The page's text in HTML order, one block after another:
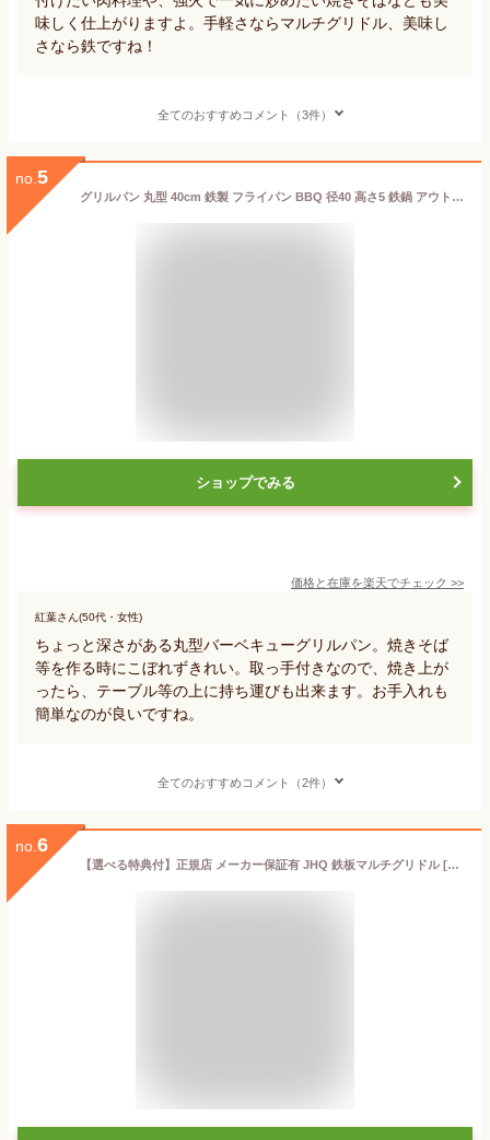
味しく仕上がりますよ。手軽さならマルチグリドル、美味し
さなら鉄ですね！
全てのおすすめコメント（3件）
no. 5
グリルパン 丸型 40cm 鉄製 フライパン BBQ 径40 高さ5 鉄鍋 アウトドア キャンプ 取っ手付き 焼きそば パエリア 鉄板焼き
ショップでみる
価格と在庫を楽天でチェック >>
紅葉さん(50代・女性)
ちょっと深さがある丸型バーベキューグリルパン。焼きそば
等を作る時にこぼれずきれい。取っ手付きなので、焼き上が
ったら、テーブル等の上に持ち運びも出来ます。お手入れも
簡単なのが良いですね。
全てのおすすめコメント（2件）
no. 6
【選べる特典付】正規店 メーカー保証有 JHQ 鉄板マルチグリドル [33cm / 29cm / 36cm]グリドル 鉄板 アウトドア プレート 丸型鉄板 フライパン 鉄鍋 ジェイエイチキュー IH サビにくい BBQ アルミ ガスコンロ◇炭火 直火 熱伝導 ステーキ 送料無料 P10倍